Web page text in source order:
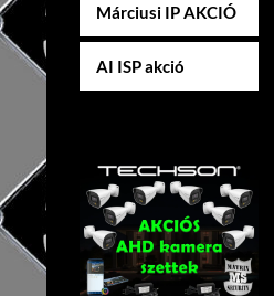
Márciusi IP AKCIÓ
AI ISP akció